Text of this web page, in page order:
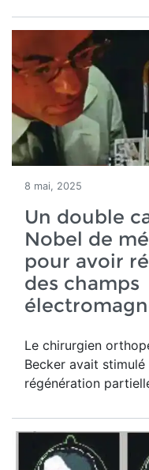
8 mai, 2025
Un double
Nobel de
pour avoir
des champs
Le chirurgien
Becker avait
régénération